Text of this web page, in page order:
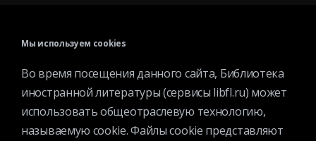
Контактная информация
Вакансии
Мы используем cookies
Во время посещения данного сайта, Библиотека
иностранной литературы (сервисы libfl.ru) может
использовать общеотраслевую технологию,
называемую cookie. Файлы cookie представляют